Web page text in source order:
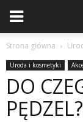
Strona główna
Uroda i kosmetyki
DO
PĘDZEL?